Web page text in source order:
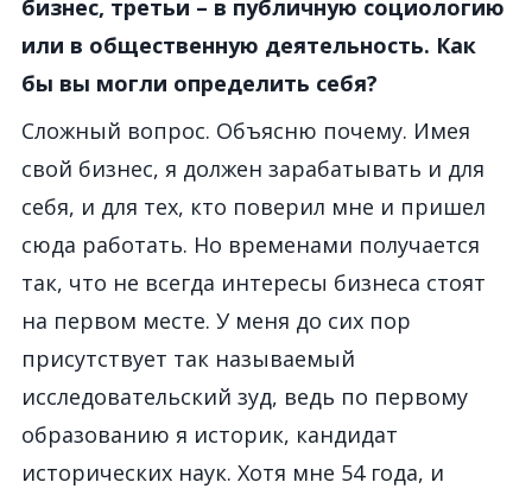
бизнес, третьи – в публичную социологию
или в общественную деятельность. Как
бы вы могли определить себя?
Сложный вопрос. Объясню почему. Имея
свой бизнес, я должен зарабатывать и для
себя, и для тех, кто поверил мне и пришел
сюда работать. Но временами получается
так, что не всегда интересы бизнеса стоят
на первом месте. У меня до сих пор
присутствует так называемый
исследовательский зуд, ведь по первому
образованию я историк, кандидат
исторических наук. Хотя мне 54 года, и